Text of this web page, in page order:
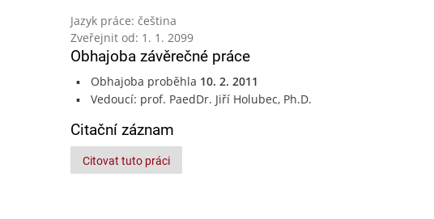
Jazyk práce: čeština
Zveřejnit od: 1. 1. 2099
Obhajoba závěrečné práce
Obhajoba proběhla 10. 2. 2011
Vedoucí: prof. PaedDr. Jiří Holubec, Ph.D.
Citační záznam
Citovat tuto práci